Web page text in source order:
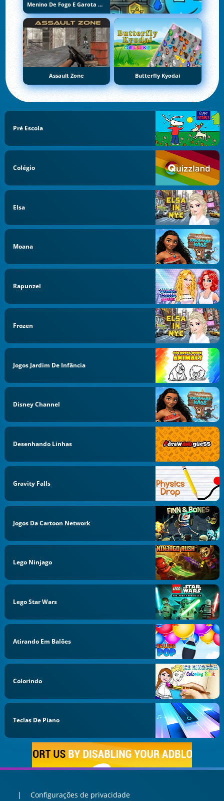
Menino De Fogo E Garota De Água 5: Elementos
Assault Zone Butterfly Kyodai
Pré Escola
Colégio
Elsa
Moana
Rapunzel
Frozen
Jogos Jardim De Infância
Disney Channel
Desenhando Linhas
Gravity Falls
Jogos Da Cartoon Network
Lego Ninjago
Lego Star Wars
Atirando Em Balões
Colorindo
Teclas De Piano
Configurações de privacidade